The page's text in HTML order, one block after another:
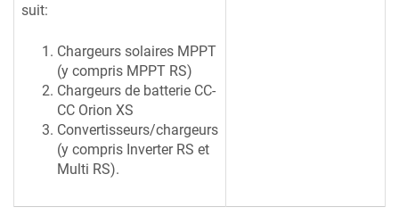
suit:
Chargeurs solaires MPPT
(y compris MPPT RS)
Chargeurs de batterie CC-
CC Orion XS
Convertisseurs/chargeurs
(y compris Inverter RS et
Multi RS).